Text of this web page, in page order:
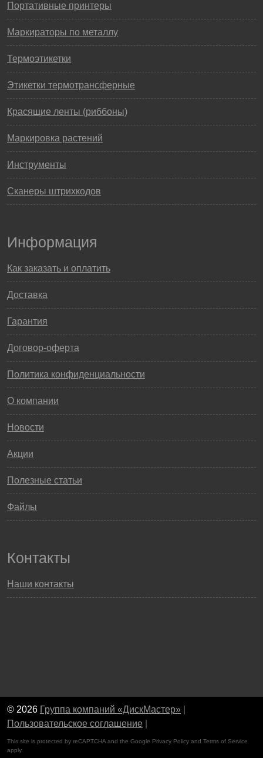
Портативные принтеры
Маркираторы по металлу
Термоэтикетки
Этикетки термотрансферные
Красящие ленты (риббоны)
Маркировка растений
Инструменты
Сканеры штрихкодов
Информация
Как заказать и оплатить
Доставка
Гарантия
Договор-оферта
Политика конфиденциальности
О компании
Новости
Акции
Полезные статьи
Файлы
Контакты
Наши контакты
© 2026 Группа компаний «ДискМастер»
Пользовательское соглашение
This site is protected by reCAPTCHA and the Google Privacy Policy and Terms of Service
apply.